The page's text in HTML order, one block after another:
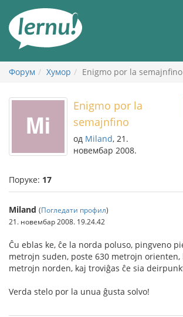
садржају
Форум Хумор Enigmo por la semajnfino
Enigmo por la
semajnfino
од Miland, 21.
новембар 2008.
Поруке: 17
Miland (Погледати профил)
21. новембар 2008. 19.24.42
Ĉu eblas ke, ĉe la norda poluso, pingveno
metrojn suden, poste 630 metrojn orienten,
metrojn norden, kaj troviĝas ĉe sia
Verda stelo por la unua ĝusta solvo!